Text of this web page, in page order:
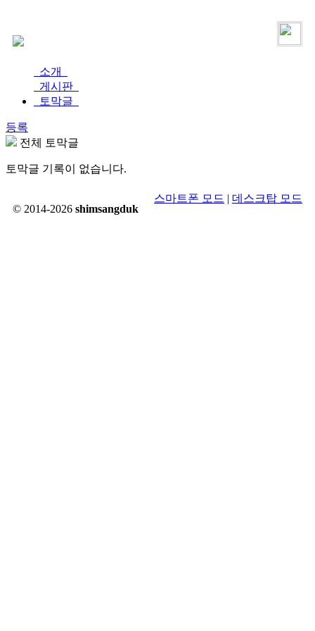
소개
게시판
토막글
등록
전체 토막글
토막글 기록이 없습니다.
© 2014-2026 shimsangduk
스마트폰 모드 | 데스크탑 모드